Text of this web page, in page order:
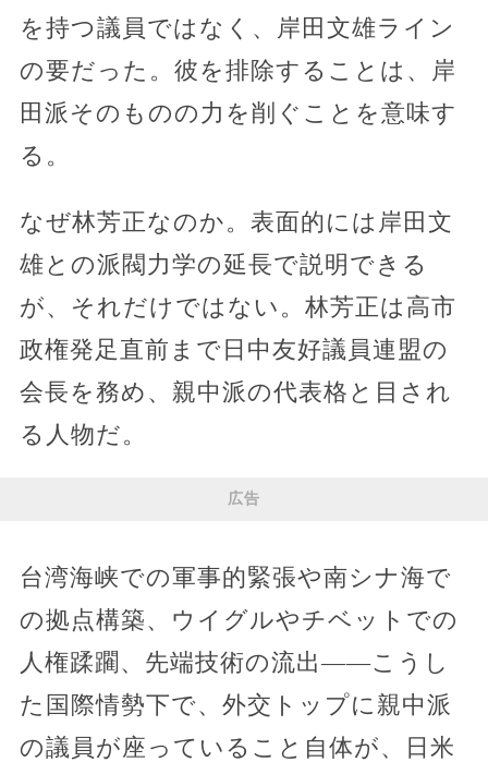
を持つ議員ではなく、岸田文雄ライン
の要だった。彼を排除することは、岸
田派そのものの力を削ぐことを意味す
る。
なぜ林芳正なのか。表面的には岸田文
雄との派閥力学の延長で説明できる
が、それだけではない。林芳正は高市
政権発足直前まで日中友好議員連盟の
会長を務め、親中派の代表格と目され
る人物だ。
広告
台湾海峡での軍事的緊張や南シナ海で
の拠点構築、ウイグルやチベットでの
人権蹂躙、先端技術の流出――こうし
た国際情勢下で、外交トップに親中派
の議員が座っていること自体が、日米